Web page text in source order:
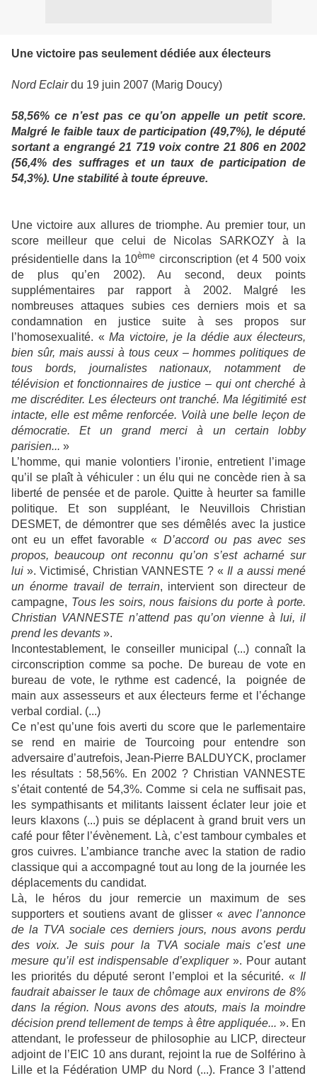
Une victoire pas seulement dédiée aux électeurs
Nord Eclairdu 19 juin 2007 (Marig Doucy)
58,56% ce n’est pas ce qu’on appelle un petit score.
Malgré le faible taux de participation (49,7%), le député
sortant a engrangé 21 719 voix contre 21 806 en 2002
(56,4% des suffrages et un taux de participation de
54,3%). Une stabilité à toute épreuve.
Une victoire aux allures de triomphe. Au premier tour, un
score meilleur que celui de Nicolas SARKOZY à la
présidentielle dans la 10ème circonscription (et 4 500 voix
de plus qu’en 2002). Au second, deux points
supplémentaires par rapport à 2002. Malgré les
nombreuses attaques subies ces derniers mois et sa
condamnation en justice suite à ses propos sur
l’homosexualité. «Ma victoire, je la dédie aux électeurs,
bien sûr, mais aussi à tous ceux – hommes politiques de
tous bords, journalistes nationaux, notamment de
télévision et fonctionnaires de justice – qui ont cherché à
me discréditer. Les électeurs ont tranché. Ma légitimité est
intacte, elle est même renforcée. Voilà une belle leçon de
démocratie. Et un grand merci à un certain lobby
parisien... »
L’homme, qui manie volontiers l’ironie, entretient l’image
qu’il se plaît à véhiculer : un élu qui ne concède rien à sa
liberté de pensée et de parole. Quitte à heurter sa famille
politique. Et son suppléant, le Neuvillois Christian
DESMET, de démontrer que ses démêlés avec la justice
ont eu un effet favorable « D’accord ou pas avec ses
propos, beaucoup ont reconnu qu’on s’est acharné sur
lui ». Victimisé, Christian VANNESTE ? « Il a aussi mené
un énorme travail de terrain, intervient son directeur de
campagne, Tous les soirs, nous faisions du porte à porte.
Christian VANNESTE n’attend pas qu’on vienne à lui, il
prend les devants ».
Incontestablement, le conseiller municipal (...) connaît la
circonscription comme sa poche. De bureau de vote en
bureau de vote, le rythme est cadencé, la
poignée de
main aux assesseurs et aux électeurs ferme et l’échange
verbal cordial. (...)
Ce n’est qu’une fois averti du score que le parlementaire
se rend en mairie de Tourcoing pour entendre son
adversaire d’autrefois, Jean-Pierre BALDUYCK, proclamer
les résultats : 58,56%. En 2002 ? Christian VANNESTE
s’était contenté de 54,3%. Comme si cela ne suffisait pas,
les sympathisants et militants laissent éclater leur joie et
leurs klaxons (...) puis se déplacent à grand bruit vers un
café pour fêter l’évènement. Là, c’est tambour cymbales et
gros cuivres. L’ambiance tranche avec la station de radio
classique qui a accompagné tout au long de la journée les
déplacements du candidat.
Là, le héros du jour remercie un maximum de ses
supporters et soutiens avant de glisser « avec l’annonce
de la TVA sociale ces derniers jours, nous avons perdu
des voix. Je suis pour la TVA sociale mais c’est une
mesure qu’il est indispensable d’expliquer». Pour autant
les priorités du député seront l’emploi et la sécurité. « Il
faudrait abaisser le taux de chômage aux environs de 8%
dans la région. Nous avons des atouts, mais la moindre
décision prend tellement de temps à être appliquée... ». En
attendant, le professeur de philosophie au LICP, directeur
adjoint de l’EIC 10 ans durant, rejoint la rue de Solférino à
Lille et la Fédération UMP du Nord (...). France 3 l’attend